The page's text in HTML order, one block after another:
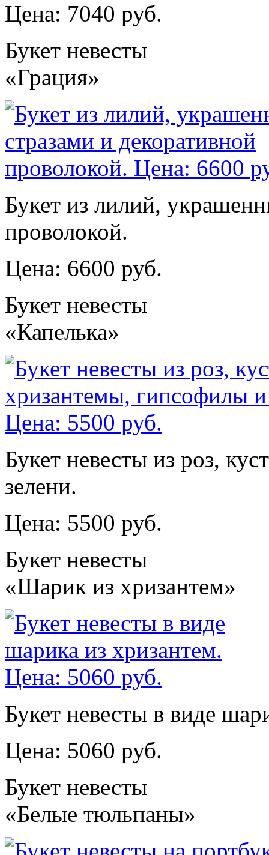
Цена: 7040 руб.
Букет невесты
«Грация»
Букет из лилий,
проволокой.
Цена: 6600 руб.
Букет невесты
«Капелька»
Букет невесты из роз,
зелени.
Цена: 5500 руб.
Букет невесты
«Шарик из хризантем»
Букет невесты в виде
Цена: 5060 руб.
Букет невесты
«Белые тюльпаны»